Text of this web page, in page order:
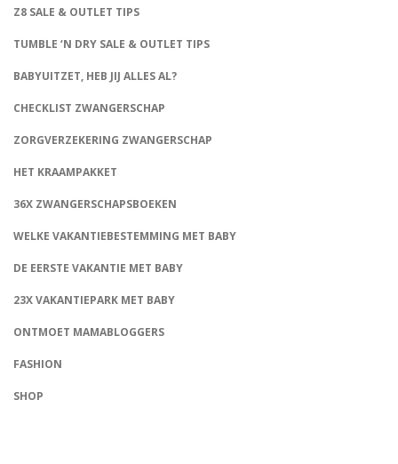
Z8 SALE & OUTLET TIPS
TUMBLE ‘N DRY SALE & OUTLET TIPS
BABYUITZET, HEB JIJ ALLES AL?
CHECKLIST ZWANGERSCHAP
ZORGVERZEKERING ZWANGERSCHAP
HET KRAAMPAKKET
36X ZWANGERSCHAPSBOEKEN
WELKE VAKANTIEBESTEMMING MET BABY
DE EERSTE VAKANTIE MET BABY
23X VAKANTIEPARK MET BABY
ONTMOET MAMABLOGGERS
FASHION
SHOP